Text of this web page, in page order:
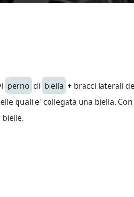
perno di biella + bracci laterali
quali e' collegata una biella.
bielle.